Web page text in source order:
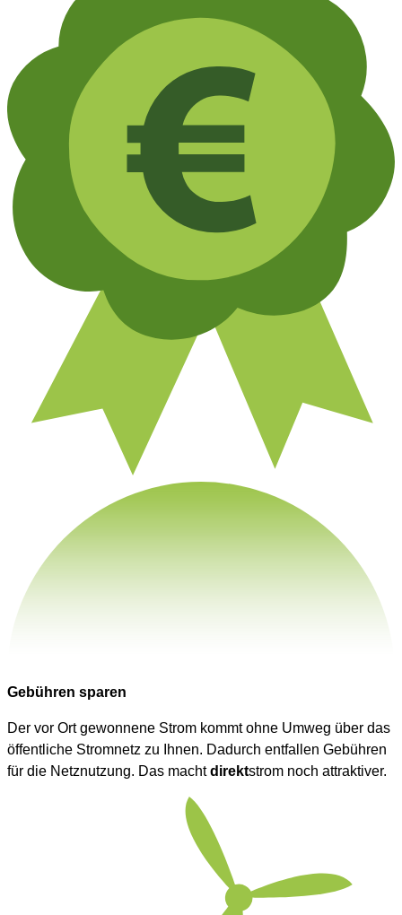
Gebühren sparen
Der vor Ort gewonnene Strom kommt ohne Umweg über das
öffentliche Stromnetz zu Ihnen. Dadurch entfallen Gebühren
für die Netznutzung. Das machtdirektstrom noch attraktiver.